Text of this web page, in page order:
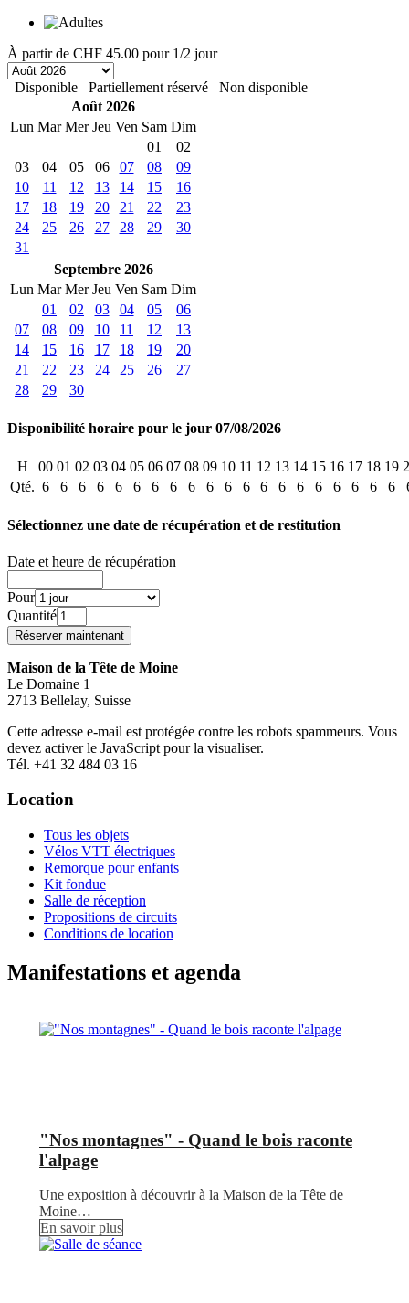
À partir de CHF 45.00 pour 1/2 jour
Disponible Partiellement réservé
Non disponible
Août 2026
Lun Mar Mer Jeu Ven Sam Dim
01
02
03
04 05 06 07 08
09
10
11 12 13 14 15
16
17
18 19 20 21 22
23
24
25 26 27 28 29
30
31
Septembre 2026
Lun Mar Mer Jeu Ven Sam Dim
01
02 03 04 05
06
07
08 09 10 11 12
13
14
15 16 17 18 19
20
21
22 23 24 25 26
27
28
29 30
Disponibilité horaire pour le jour 07/08/2026
H 00 01 02 03 04 05 06 07 08 09 10 11 12 13 14 15 16 17 18 19
Qté. 6 6 6 6 6 6 6 6 6 6 6 6 6 6 6 6 6 6 6 6
Sélectionnez une date de récupération et de restitution
Date et heure de récupération
Pour
Quantité
Maison de la Tête de Moine
Le Domaine 1
2713 Bellelay, Suisse
Cette adresse e-mail est protégée contre les robots spammeurs. Vous
devez activer le JavaScript pour la visualiser.
Tél. +41 32 484 03 16
Location
Tous les objets
Vélos VTT électriques
Remorque pour enfants
Kit fondue
Salle de réception
Propositions de circuits
Conditions de location
Manifestations et agenda
"Nos montagnes" - Quand le bois raconte
l'alpage
Une exposition à découvrir à la Maison de la Tête de
Moine…
En savoir plus